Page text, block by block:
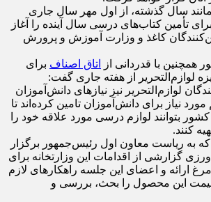
سال گذشته، از اول مهر سال جاری
تأمین کتاب‌های درسی سال آینده را آغاز
کاغذ و وزارت آموزش و پرورش
همچنین با قدردانی از
اتاق اصناف برای
لوازم‌التحریر از هفته جاری گفت:
لوازم‌التحریر نیز نیازهای دانش‌آموزان
مورد نیاز برای دانش‌آموزان تامین کرده‌اند تا
کشور بتوانند لوازم درسی مورد علاقه خود را
کنند.
به ریاست معاون اول رئیس‌جمهور برگزار
گزارشی از اقدامات این وزارتخانه برای
و اعضای این جلسه راهکارهای لازم
این محصول را بحث، بررسی و